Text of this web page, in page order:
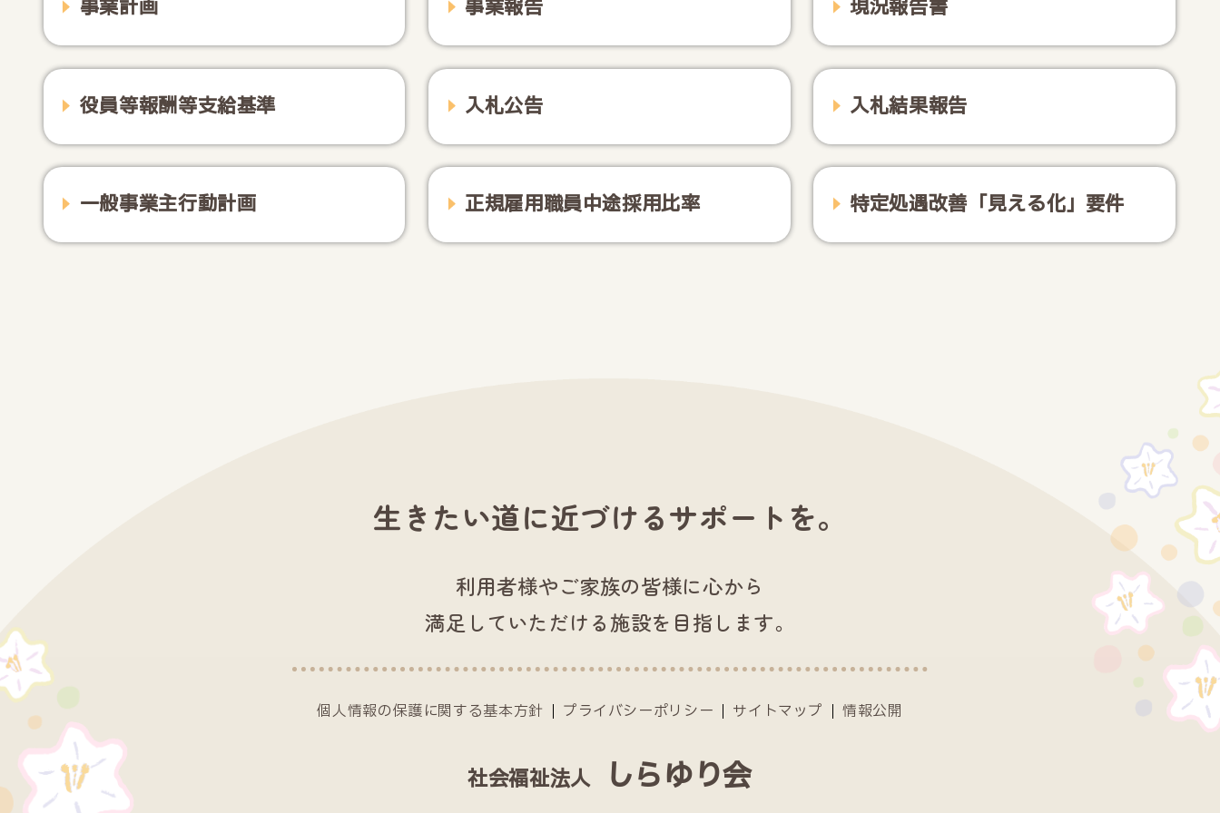
事業計画 事業報告 現況報告書
役員等報酬等支給基準 入札公告 入札結果報告
一般事業主行動計画 正規雇用職員中途採用比率 特定処遇改善「見える化」要件
生きたい道に近づけるサポートを。
利用者様やご家族の皆様に心から
満足していただける施設を目指します。
個人情報の保護に関する基本方針 プライバシーポリシー サイトマップ 情報公開
社会福祉法人 しらゆり会